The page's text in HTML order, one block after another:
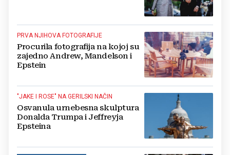
PRVA NJIHOVA FOTOGRAFIJE
Procurila fotografija na kojoj su
zajedno Andrew, Mandelson i
Epstein
"JAKE I ROSE" NA GERILSKI NAČIN
Osvanula urnebesna skulptura
Donalda Trumpa i Jeffreyja
Epsteina